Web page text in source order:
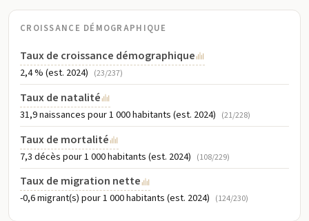
CROISSANCE DÉMOGRAPHIQUE
Taux de croissance démographique
2,4 % (est. 2024) (23/237)
Taux de natalité
31,9 naissances pour 1 000 habitants (est. 2024) (21/228)
Taux de mortalité
7,3 décès pour 1 000 habitants (est. 2024) (108/229)
Taux de migration nette
-0,6 migrant(s) pour 1 000 habitants (est. 2024) (124/230)